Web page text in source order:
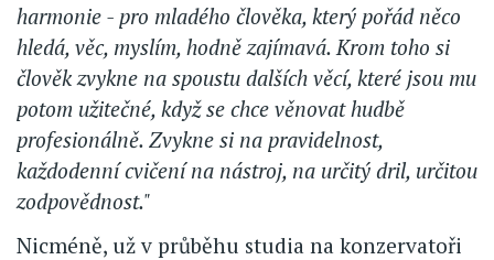
harmonie - pro mladého člověka, který pořád něco
hledá, věc, myslím, hodně zajímavá. Krom toho si
člověk zvykne na spoustu dalších věcí, které jsou mu
potom užitečné, když se chce věnovat hudbě
profesionálně. Zvykne si na pravidelnost,
každodenní cvičení na nástroj, na určitý dril, určitou
zodpovědnost."
Nicméně, už v průběhu studia na konzervatoři